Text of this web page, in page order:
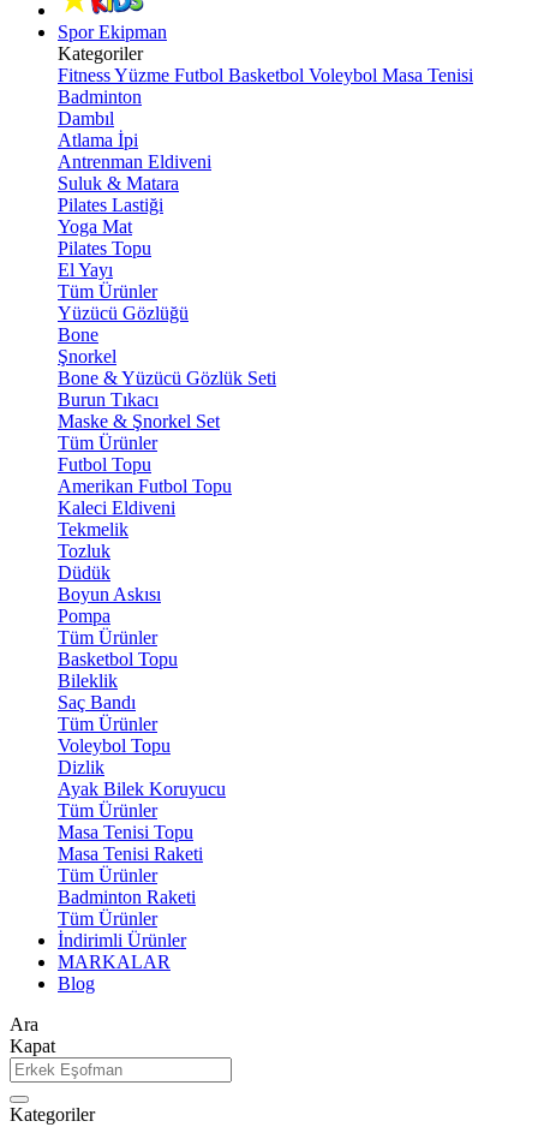
Spor Ekipman
Kategoriler
FitnessYüzme Futbol Basketbol Voleybol Masa Tenisi
Badminton
Dambıl
Atlama İpi
Antrenman Eldiveni
Suluk & Matara
Pilates Lastiği
Yoga Mat
Pilates Topu
El Yayı
Tüm Ürünler
Yüzücü Gözlüğü
Bone
Şnorkel
Bone & Yüzücü Gözlük Seti
Burun Tıkacı
Maske & Şnorkel Set
Tüm Ürünler
Futbol Topu
Amerikan Futbol Topu
Kaleci Eldiveni
Tekmelik
Tozluk
Düdük
Boyun Askısı
Pompa
Tüm Ürünler
Basketbol Topu
Bileklik
Saç Bandı
Tüm Ürünler
Voleybol Topu
Dizlik
Ayak Bilek Koruyucu
Tüm Ürünler
Masa Tenisi Topu
Masa Tenisi Raketi
Tüm Ürünler
Badminton Raketi
Tüm Ürünler
İndirimli Ürünler
MARKALAR
Blog
Ara
Kapat
Kategoriler